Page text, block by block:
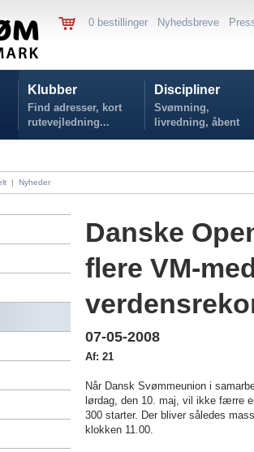
0 bestillinger Nyhedsbreve
Klubber
Find adresser, kort
rutevejledning...
Discipliner
Svømning,
livredning, åbent
vand...
| Nyheder
Danske
flere VM-
07-05-2008
Af: 21
Når Dansk Svømmeunion i
lørdag, den 10. maj, vil ikke færre
300 starter. Der bliver således
klokken 11.00.